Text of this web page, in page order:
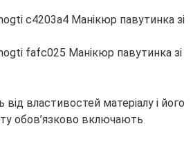
властивостей матеріалу і його
обов’язково включають